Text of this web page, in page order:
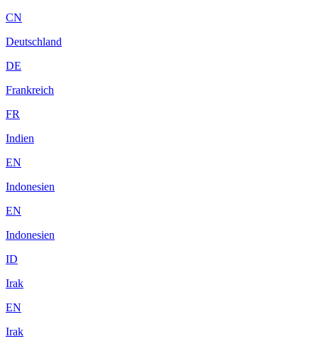
CN
Deutschland
DE
Frankreich
FR
Indien
EN
Indonesien
EN
Indonesien
ID
Irak
EN
Irak